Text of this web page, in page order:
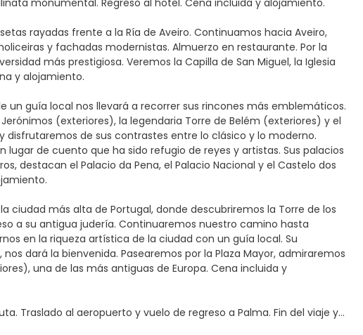
monumental. Regreso al hotel. Cena incluida y alojamiento.
rayadas frente a la Ría de Aveiro. Continuamos hacia Aveiro,
y fachadas modernistas. Almuerzo en restaurante. Por la
más prestigiosa. Veremos la Capilla de San Miguel, la Iglesia
y alojamiento.
un guía local nos llevará a recorrer sus rincones más emblemáticos.
(exteriores), la legendaria Torre de Belém (exteriores) y el
disfrutaremos de sus contrastes entre lo clásico y lo moderno.
de cuento que ha sido refugio de reyes y artistas. Sus palacios
destacan el Palacio da Pena, el Palacio Nacional y el Castelo dos
ciudad más alta de Portugal, donde descubriremos la Torre de los
a su antigua judería. Continuaremos nuestro camino hasta
en la riqueza artística de la ciudad con un guía local. Su
dará la bienvenida. Pasearemos por la Plaza Mayor, admiraremos
una de las más antiguas de Europa. Cena incluida y
Traslado al aeropuerto y vuelo de regreso a Palma. Fin del viaje y...